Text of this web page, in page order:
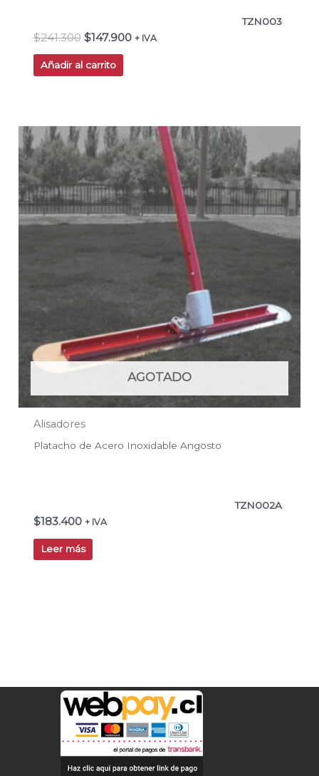
TZN003
$241.300 $147.900 + IVA
Añadir al carrito
AGOTADO
Alisadores
Platacho de Acero Inoxidable Angosto
TZN002A
$183.400 + IVA
Leer más